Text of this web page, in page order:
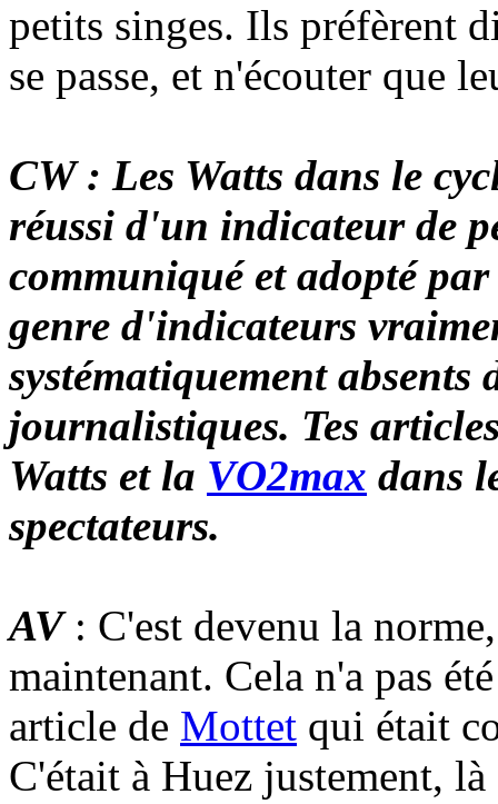
petits singes. Ils préfèrent
se passe, et n'écouter que
CW : Les Watts dans le
réussi d'un indicateur de
communiqué et adopté
genre d'indicateurs
systématiquement absents
journalistiques. Tes
Watts et la VO2max dans
spectateurs.
AV: C'est devenu la
maintenant. Cela n'a pas
article de Mottet qui était
C'était à Huez justement,